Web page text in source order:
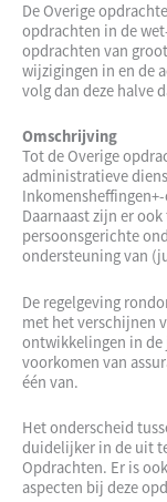
De Overige
opdrachten in de
opdrachten van
wijzigingen in en de
volg dan deze halve
Omschrijving
Tot de Overige
administratieve
Daarnaast zijn er
persoonsgerichte
ondersteuning van
De regelgeving
met het verschijnen
ontwikkelingen in
voorkomen van
één van.
Het onderscheid
duidelijker in de uit
Opdrachten. Er is
aspecten bij deze